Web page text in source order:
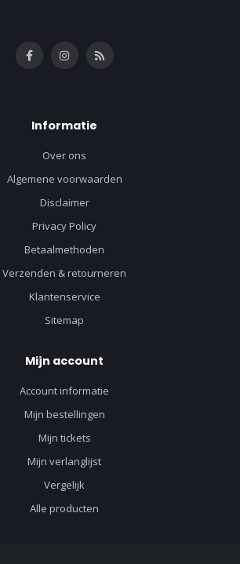
Informatie
Over ons
Algemene voorwaarden
Disclaimer
Privacy Policy
Betaalmethoden
Verzenden & retourneren
Klantenservice
Sitemap
Mijn account
Account informatie
Mijn bestellingen
Mijn tickets
Mijn verlanglijst
Vergelijk
Alle producten